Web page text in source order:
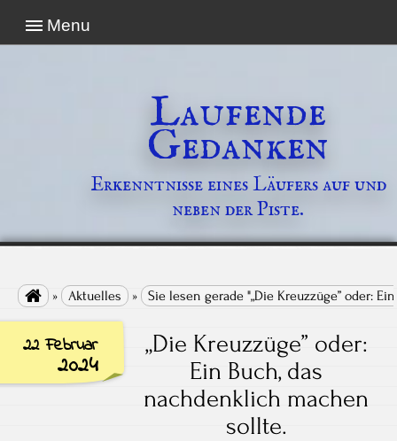
Menu
Laufende
Gedanken
Erkenntnisse eines Läufers auf und
neben der Piste.
 » Aktuelles » Sie lesen gerade "„Die Kreuzzüge” oder:
22 Februar
2024
„Die Kreuzzüge” oder:
Ein Buch, das
nachdenklich machen
sollte.